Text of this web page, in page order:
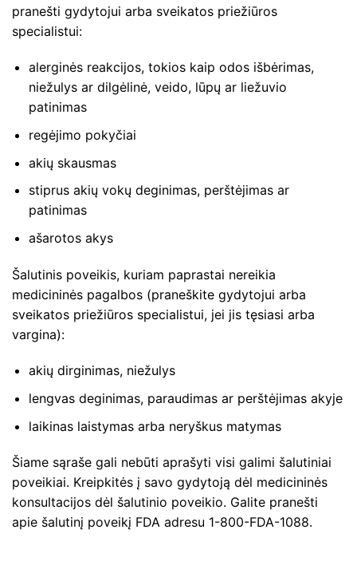
pranešti gydytojui arba sveikatos priežiūros
specialistui:
alerginės reakcijos, tokios kaip odos išbėrimas,
niežulys ar dilgėlinė, veido, lūpų ar liežuvio
patinimas
regėjimo pokyčiai
akių skausmas
stiprus akių vokų deginimas, perštėjimas ar
patinimas
ašarotos akys
Šalutinis poveikis, kuriam paprastai nereikia
medicininės pagalbos (praneškite gydytojui arba
sveikatos priežiūros specialistui, jei jis tęsiasi arba
vargina):
akių dirginimas, niežulys
lengvas deginimas, paraudimas ar perštėjimas akyje
laikinas laistymas arba neryškus matymas
Šiame sąraše gali nebūti aprašyti visi galimi šalutiniai
poveikiai. Kreipkitės į savo gydytoją dėl medicininės
konsultacijos dėl šalutinio poveikio. Galite pranešti
apie šalutinį poveikį FDA adresu 1-800-FDA-1088.